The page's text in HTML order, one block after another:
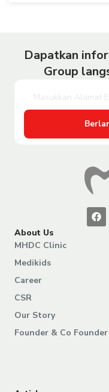
Dapatkan
Group
About Us
MHDC Clinic
Medikids
Career
CSR
Our Story
Founder & Co Founder